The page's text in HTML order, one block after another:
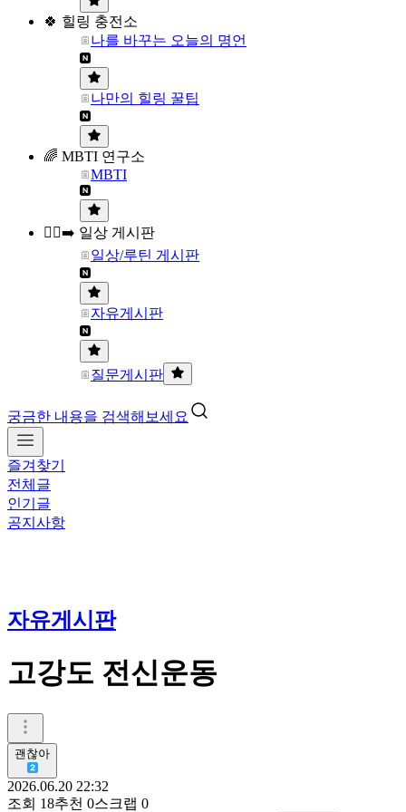
🍀 힐링 충전소
나를 바꾸는 오늘의 명언
나만의 힐링 꿀팁
🌈 MBTI 연구소
MBTI
🏃‍♀️‍➡️ 일상 게시판
일상/루틴 게시판
자유게시판
질문게시판
궁금한 내용을 검색해보세요
즐겨찾기
전체글
인기글
공지사항
자유게시판
고강도 전신운동
괜찮아
2026.06.20 22:32
조회 18추천 0스크랩 0